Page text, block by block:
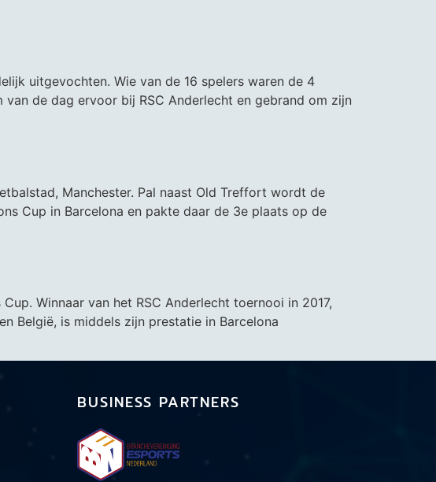
uitgevochten. Wie van de 16 spelers waren de 4
de dag ervoor bij RSC Anderlecht en gebrand om zijn
Manchester. Pal naast Old Treffort wordt de
Cup in Barcelona en pakte daar de 3e plaats op de
Winnaar van het RSC Anderlecht toernooi in 2017,
België, is middels zijn prestatie in Barcelona
BUSINESS PARTNERS